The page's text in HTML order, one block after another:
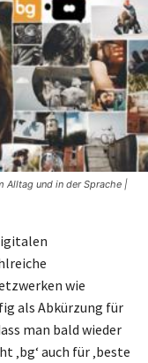
Alltag und in der Sprache |
wie
als Abkürzung für
man bald wieder
‚bg‘ auch für ‚beste